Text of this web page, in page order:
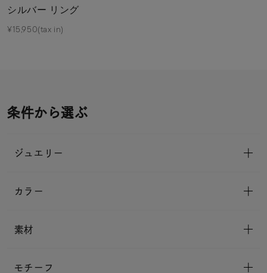
シルバー リング
¥15,950(tax in)
条件から選ぶ
ジュエリー
カラー
素材
モチーフ